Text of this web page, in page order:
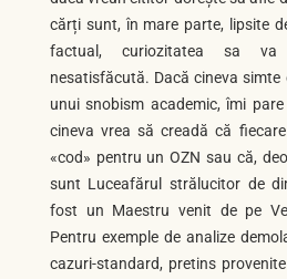
cărți sunt, în mare parte, lipsite
factual, curiozitatea sa
nesatisfăcută. Dacă cineva
unui snobism academic, îmi
cineva vrea să creadă că
«cod» pentru un OZN sau că,
sunt Luceafărul strălucitor de
fost un Maestru venit de pe
Pentru exemple de analize
cazuri-standard, pretins